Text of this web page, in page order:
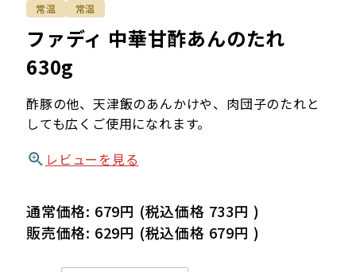
ファディ 中華甘酢あんのたれ
630g
酢豚の他、天津飯のあんかけや、肉団子のたれと
しても広くご使用になれます。
レビューを見る
通常価格: 679円 (税込価格 733円 )
販売価格: 629円 (税込価格 679円 )
常温 常温